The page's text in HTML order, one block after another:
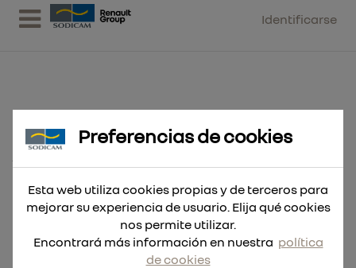
Identificarse
Hoja Sable THE TORCH™ 150mm
14Tpi - 5uds
Preferencias de cookies
Esta web utiliza cookies propias y de terceros para
mejorar su experiencia de usuario. Elija qué cookies
nos permite utilizar.
Encontrará más información en nuestra política
de cookies